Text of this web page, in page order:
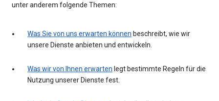
unter anderem folgende Themen:
Was Sie von uns erwarten können beschreibt, wie wir
unsere Dienste anbieten und entwickeln.
Was wir von Ihnen erwarten legt bestimmte Regeln für die
Nutzung unserer Dienste fest.